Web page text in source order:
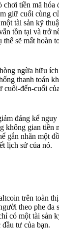
tiền mã hóa
giữ cuối cùng
tài sản kỹ
tồn tại và trở
sẽ mất hoàn
ngừa hữu
thanh toán
cuối-đến-cuối của
đáng kể nguy
không gian tiền
gắn nhãn một
lịch sử của nó.
trên toàn thị
theo phe đa
có một tài sản
tư của bạn.